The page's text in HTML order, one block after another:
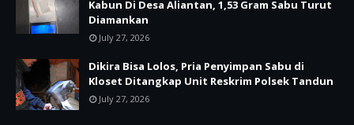
Kabun Di Desa Aliantan, 1,53 Gram Sabu Turut
Diamankan
July 27, 2026
Dikira Bisa Lolos, Pria Penyimpan Sabu di
Kloset Ditangkap Unit Reskrim Polsek Tandun
July 27, 2026